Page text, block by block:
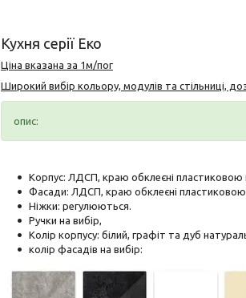
Кухня серії Еко
Ціна вказана за 1м/пог
Широкий вибір кольору, модулів та стільниці,
опис:
Корпус: ЛДСП, краю обклеєні
Фасади: ЛДСП, краю обклеєні
Ніжки: регулюються.
Ручки на вибір,
Колір корпусу: білий, графіт та дуб
колір фасадів на вибір: